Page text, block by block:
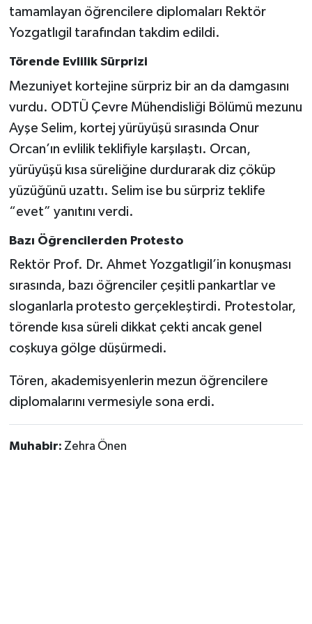
tamamlayan öğrencilere diplomaları Rektör
Yozgatlıgil tarafından takdim edildi.
Törende Evlilik Sürprizi
Mezuniyet kortejine sürpriz bir an da damgasını
vurdu. ODTÜ Çevre Mühendisliği Bölümü mezunu
Ayşe Selim, kortej yürüyüşü sırasında Onur
Orcan’ın evlilik teklifiyle karşılaştı. Orcan,
yürüyüşü kısa süreliğine durdurarak diz çöküp
yüzüğünü uzattı. Selim ise bu sürpriz teklife
“evet” yanıtını verdi.
Bazı Öğrencilerden Protesto
Rektör Prof. Dr. Ahmet Yozgatlıgil’in konuşması
sırasında, bazı öğrenciler çeşitli pankartlar ve
sloganlarla protesto gerçekleştirdi. Protestolar,
törende kısa süreli dikkat çekti ancak genel
coşkuya gölge düşürmedi.
Tören, akademisyenlerin mezun öğrencilere
diplomalarını vermesiyle sona erdi.
Muhabir: Zehra Önen